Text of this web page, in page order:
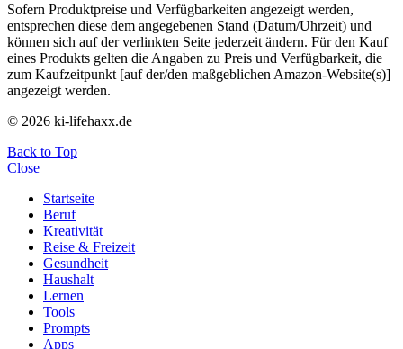
Sofern Produktpreise und Verfügbarkeiten angezeigt werden,
entsprechen diese dem angegebenen Stand (Datum/Uhrzeit) und
können sich auf der verlinkten Seite jederzeit ändern. Für den Kauf
eines Produkts gelten die Angaben zu Preis und Verfügbarkeit, die
zum Kaufzeitpunkt [auf der/den maßgeblichen Amazon-Website(s)]
angezeigt werden.
© 2026 ki-lifehaxx.de
Back to Top
Close
Startseite
Beruf
Kreativität
Reise & Freizeit
Gesundheit
Haushalt
Lernen
Tools
Prompts
Apps